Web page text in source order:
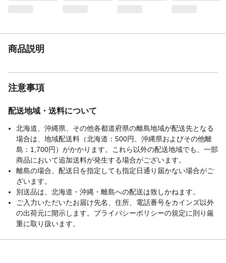
商品説明
注意事項
配送地域・送料について
北海道、沖縄県、その他各都道府県の離島地域が配送先となる
場合は、地域配送料（北海道：500円、沖縄県およびその他離
島：1,700円）がかかります。これら以外の配送地域でも、一部
商品において追加送料が発生する場合がございます。
離島の場合、配送日を指定しても指定日通り届かない場合がご
ざいます。
別送品は、北海道・沖縄・離島への配送は致しかねます。
ご入力いただいたお届け先名、住所、電話番号をカインズ以外
の出荷元に開示します。プライバシーポリシーの規定に則り厳
重に取り扱います。